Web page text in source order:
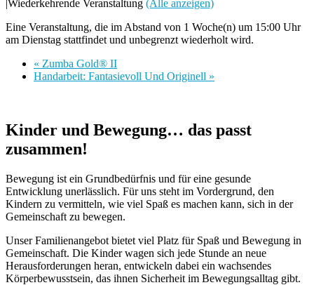
|Wiederkehrende Veranstaltung (Alle anzeigen)
Eine Veranstaltung, die im Abstand von 1 Woche(n) um 15:00 Uhr
am Dienstag stattfindet und unbegrenzt wiederholt wird.
« Zumba Gold® II
Handarbeit: Fantasievoll Und Originell »
Kinder und Bewegung… das passt
zusammen!
Bewegung ist ein Grundbedürfnis und für eine gesunde
Entwicklung unerlässlich. Für uns steht im Vordergrund, den
Kindern zu vermitteln, wie viel Spaß es machen kann, sich in der
Gemeinschaft zu bewegen.
Unser Familienangebot bietet viel Platz für Spaß und Bewegung in
Gemeinschaft. Die Kinder wagen sich jede Stunde an neue
Herausforderungen heran, entwickeln dabei ein wachsendes
Körperbewusstsein, das ihnen Sicherheit im Bewegungsalltag gibt.